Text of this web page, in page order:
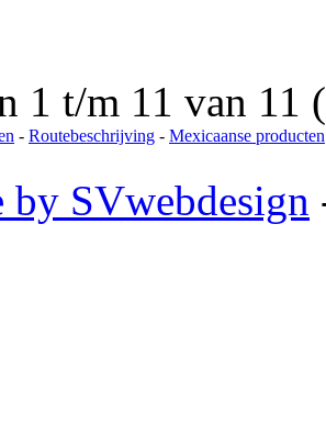
1 t/m 11 van 11
- Routebeschrijving - Mexicaanse producten
by SVwebdesign